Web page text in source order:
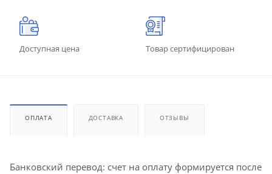
Доступная цена Товар сертифицирован
ОПЛАТА ДОСТАВКА ОТЗЫВЫ
Банковский перевод: счет на оплату формируется после